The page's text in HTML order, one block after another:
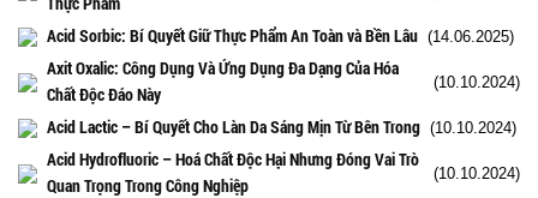
Acid Sorbic: Bí Quyết Giữ Thực Phẩm An Toàn và Bền Lâu (14.06.2025)
Axit Oxalic: Công Dụng Và Ứng Dụng Đa Dạng Của Hóa
Chất Độc Đáo Này
(10.10.2024)
Acid Lactic – Bí Quyết Cho Làn Da Sáng Mịn Từ Bên Trong (10.10.2024)
Acid Hydrofluoric – Hoá Chất Độc Hại Nhưng Đóng Vai Trò
Quan Trọng Trong Công Nghiệp
(10.10.2024)